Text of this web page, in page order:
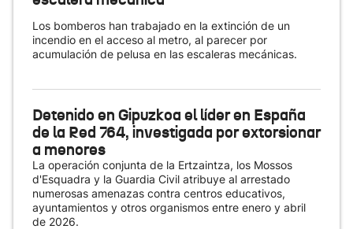
Los bomberos han trabajado en la extinción de un
incendio en el acceso al metro, al parecer por
acumulación de pelusa en las escaleras mecánicas.
Detenido en Gipuzkoa el líder en España
de la Red 764, investigada por extorsionar
a menores
La operación conjunta de la Ertzaintza, los Mossos
d'Esquadra y la Guardia Civil atribuye al arrestado
numerosas amenazas contra centros educativos,
ayuntamientos y otros organismos entre enero y abril
de 2026.